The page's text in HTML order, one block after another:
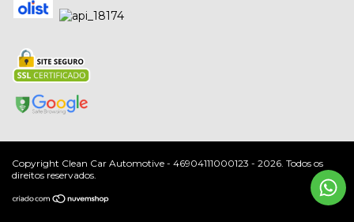
Copyright Clean Car Automotive - 46904111000123 - 2026. Todos os
direitos reservados.